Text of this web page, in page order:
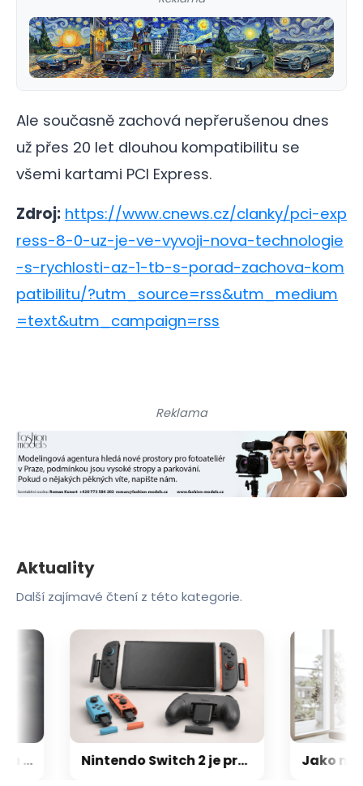
Ale současně zachová nepřerušenou dnes
už přes 20 let dlouhou kompatibilitu se
všemi kartami PCI Express.
Zdroj: https://www.cnews.cz/clanky/pci-exp
ress-8-0-uz-je-ve-vyvoji-nova-technologie
-s-rychlosti-az-1-tb-s-porad-zachova-kom
patibilitu/?utm_source=rss&utm_medium
=text&utm_campaign=rss
Reklama
Aktuality
Další zajímavé čtení z této kategorie.
Nintendo Switch 2 je prý ještě větší trhák než první generace: Už se prodalo skoro 24 milionů